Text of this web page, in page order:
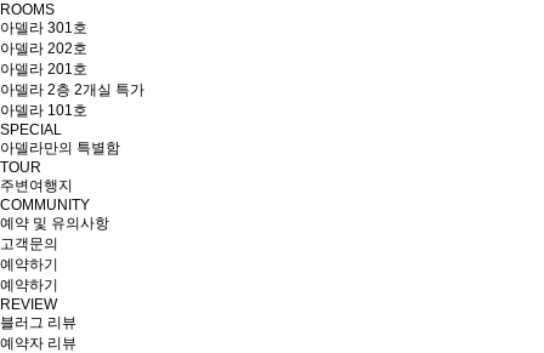
ROOMS
아델라 301호
아델라 202호
아델라 201호
아델라 2층 2개실 특가
아델라 101호
SPECIAL
아델라만의 특별함
TOUR
주변여행지
COMMUNITY
예약 및 유의사항
고객문의
예약하기
예약하기
REVIEW
블러그 리뷰
예약자 리뷰